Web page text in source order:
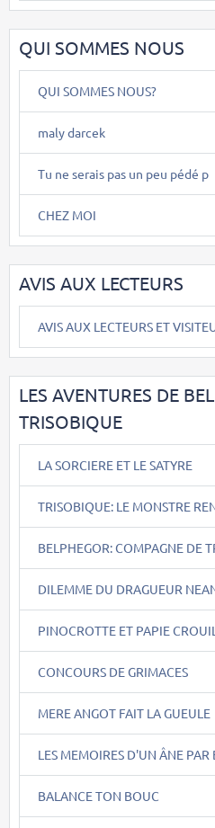
QUI SOMMES NOUS
QUI SOMMES NOUS?
maly darcek
Tu ne serais pas un peu pédé p
CHEZ MOI
AVIS AUX LECTEURS
AVIS AUX LECTEURS ET
LES AVENTURES DE
TRISOBIQUE
LA SORCIERE ET LE SATYRE
TRISOBIQUE: LE MONSTRE
BELPHEGOR: COMPAGNE DE
DILEMME DU DRAGUEUR
PINOCROTTE ET PAPIE
CONCOURS DE GRIMACES
MERE ANGOT FAIT LA GUEULE
LES MEMOIRES D'UN ÂNE PAR
BALANCE TON BOUC